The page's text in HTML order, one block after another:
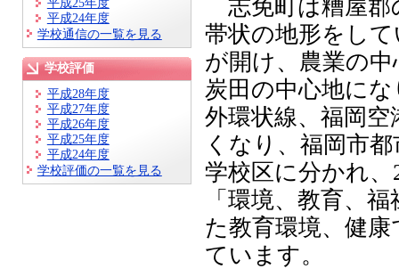
平成24年度
学校通信の一覧を見る
学校評価
平成28年度
平成27年度
平成26年度
平成25年度
平成24年度
学校評価の一覧を見る
志免町は糟屋郡
帯状の地形をし
が開け、農業の
炭田の中心地に
外環状線、福岡
くなり、福岡市
学校区に分かれ
「環境、教育、
た教育環境、健
ています。